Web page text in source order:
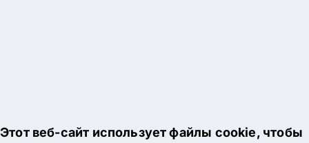
Этот веб-сайт использует файлы cookie, чтобы